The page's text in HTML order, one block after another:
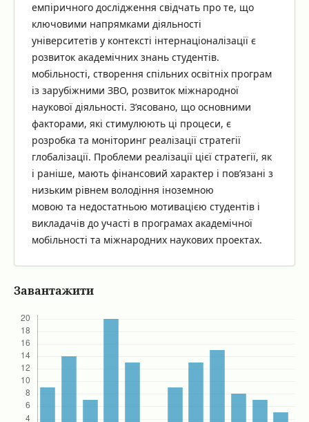
емпіричного дослідження свідчать про те, що
ключовими напрямками діяльності
університетів у контексті інтернаціоналізації є
розвиток академічних знань студентів.
мобільності, створення спільних освітніх програм
із зарубіжними ЗВО, розвиток міжнародної
наукової діяльності. З’ясовано, що основними
факторами, які стимулюють ці процеси, є
розробка та моніторинг реалізації стратегії
глобалізації. Проблеми реалізації цієї стратегії, як
і раніше, мають фінансовий характер і пов’язані з
низьким рівнем володіння іноземною
мовою та недостатньою мотивацією студентів і
викладачів до участі в програмах академічної
мобільності та міжнародних наукових проектах.
Завантажити